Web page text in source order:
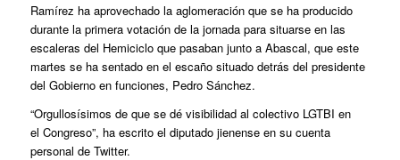
Ramírez ha aprovechado la aglomeración que se ha producido
durante la primera votación de la jornada para situarse en las
escaleras del Hemiciclo que pasaban junto a Abascal, que este
martes se ha sentado en el escaño situado detrás del presidente
del Gobierno en funciones, Pedro Sánchez.
“Orgullosísimos de que se dé visibilidad al colectivo LGTBI en
el Congreso”, ha escrito el diputado jienense en su cuenta
personal de Twitter.